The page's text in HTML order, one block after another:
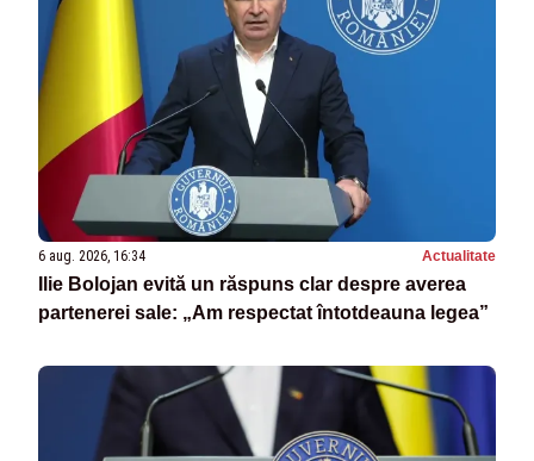
6 aug. 2026, 16:34 Actualitate
Ilie Bolojan evită un răspuns clar despre averea
partenerei sale: „Am respectat întotdeauna legea”